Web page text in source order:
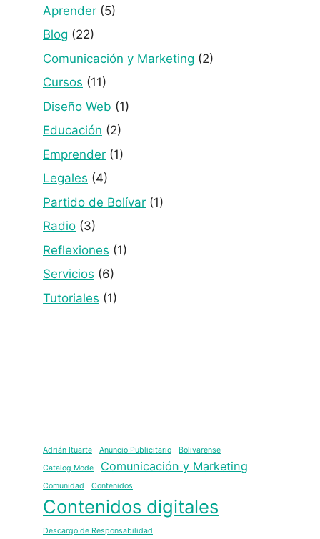
Aprender (5)
Blog (22)
Comunicación y Marketing (2)
Cursos (11)
Diseño Web (1)
Educación (2)
Emprender (1)
Legales (4)
Partido de Bolívar (1)
Radio (3)
Reflexiones (1)
Servicios (6)
Tutoriales (1)
Adrián Ituarte Anuncio Publicitario
Bolivarense
Catalog Mode
Comunicación y Marketing
Comunidad Contenidos
Contenidos digitales
Descargo de Responsabilidad